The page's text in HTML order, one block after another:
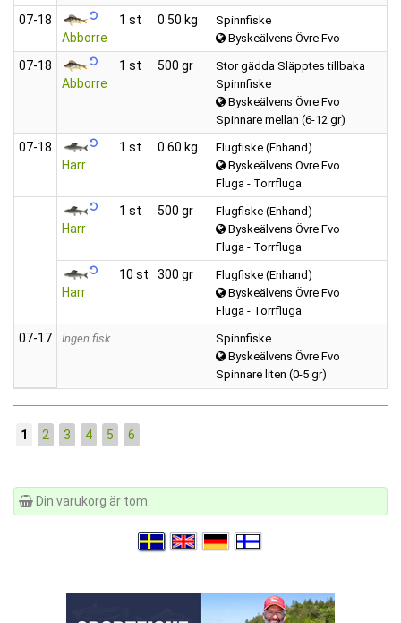
07‑18
Abborre
1 st 0.50 kg
Spinnfiske
Byskeälvens Övre Fvo
07‑18
Abborre
1 st 500 gr
Stor gädda Släpptes tillbaka
Spinnfiske
Byskeälvens Övre Fvo
Spinnare mellan (6-12 gr)
07‑18
Harr
1 st 0.60 kg
Flugfiske (Enhand)
Byskeälvens Övre Fvo
Fluga - Torrfluga
Harr
1 st 500 gr
Flugfiske (Enhand)
Byskeälvens Övre Fvo
Fluga - Torrfluga
Harr
10 st 300 gr
Flugfiske (Enhand)
Byskeälvens Övre Fvo
Fluga - Torrfluga
07‑17 Ingen fisk
Spinnfiske
Byskeälvens Övre Fvo
Spinnare liten (0-5 gr)
1 2 3 4 5 6
Din varukorg är tom.